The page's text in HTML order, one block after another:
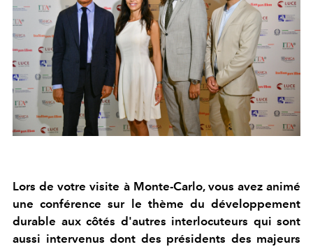
Lors de votre visite à Monte-Carlo, vous avez animé
une conférence sur le thème du développement
durable aux côtés d'autres interlocuteurs qui sont
aussi intervenus dont des présidents des majeurs